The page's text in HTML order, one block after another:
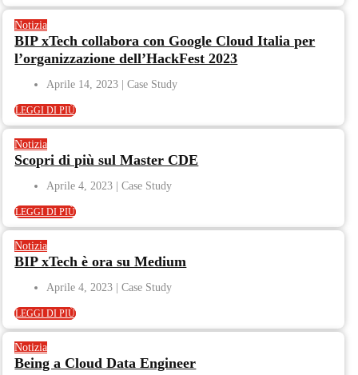
Notizia
BIP xTech collabora con Google Cloud Italia per
l’organizzazione dell’HackFest 2023
Aprile 14, 2023
LEGGI DI PIÙ
Notizia
Scopri di più sul Master CDE
Aprile 4, 2023
LEGGI DI PIÙ
Notizia
BIP xTech è ora su Medium
Aprile 4, 2023
LEGGI DI PIÙ
Notizia
Being a Cloud Data Engineer